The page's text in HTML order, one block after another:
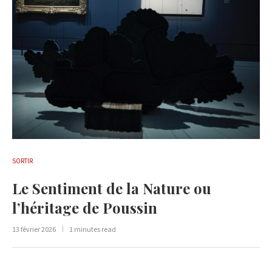
SORTIR
Le Sentiment de la Nature ou
l’héritage de Poussin
13 février 2026 1 minutes read